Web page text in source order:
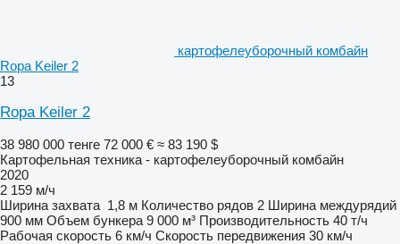
картофелеуборочный комбайн
Ropa Keiler 2
13
Ropa Keiler 2
38 980 000 тенге 72 000 € ≈ 83 190 $
Картофельная техника - картофелеуборочный комбайн
2020
2 159 м/ч
Ширина захвата 1,8 м Количество рядов 2 Ширина междурядий
900 мм Объем бункера 9 000 м³ Производительность 40 т/ч
Рабочая скорость 6 км/ч Скорость передвижения 30 км/ч